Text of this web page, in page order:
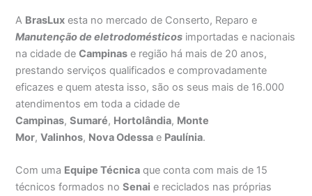
A BrasLux esta no mercado de Conserto, Reparo e
Manutenção de eletrodomésticos importadas e nacionais
na cidade deCampinas e região há mais de 20 anos,
prestando serviços qualificados e comprovadamente
eficazes e quem atesta isso, são os seus mais de 16.000
atendimentos em toda a cidade de
Campinas,Sumaré, Hortolândia, Monte
Mor,Valinhos, Nova Odessa e Paulínia.
Com uma Equipe Técnica que conta com mais de 15
técnicos formados noSenai e reciclados nas próprias